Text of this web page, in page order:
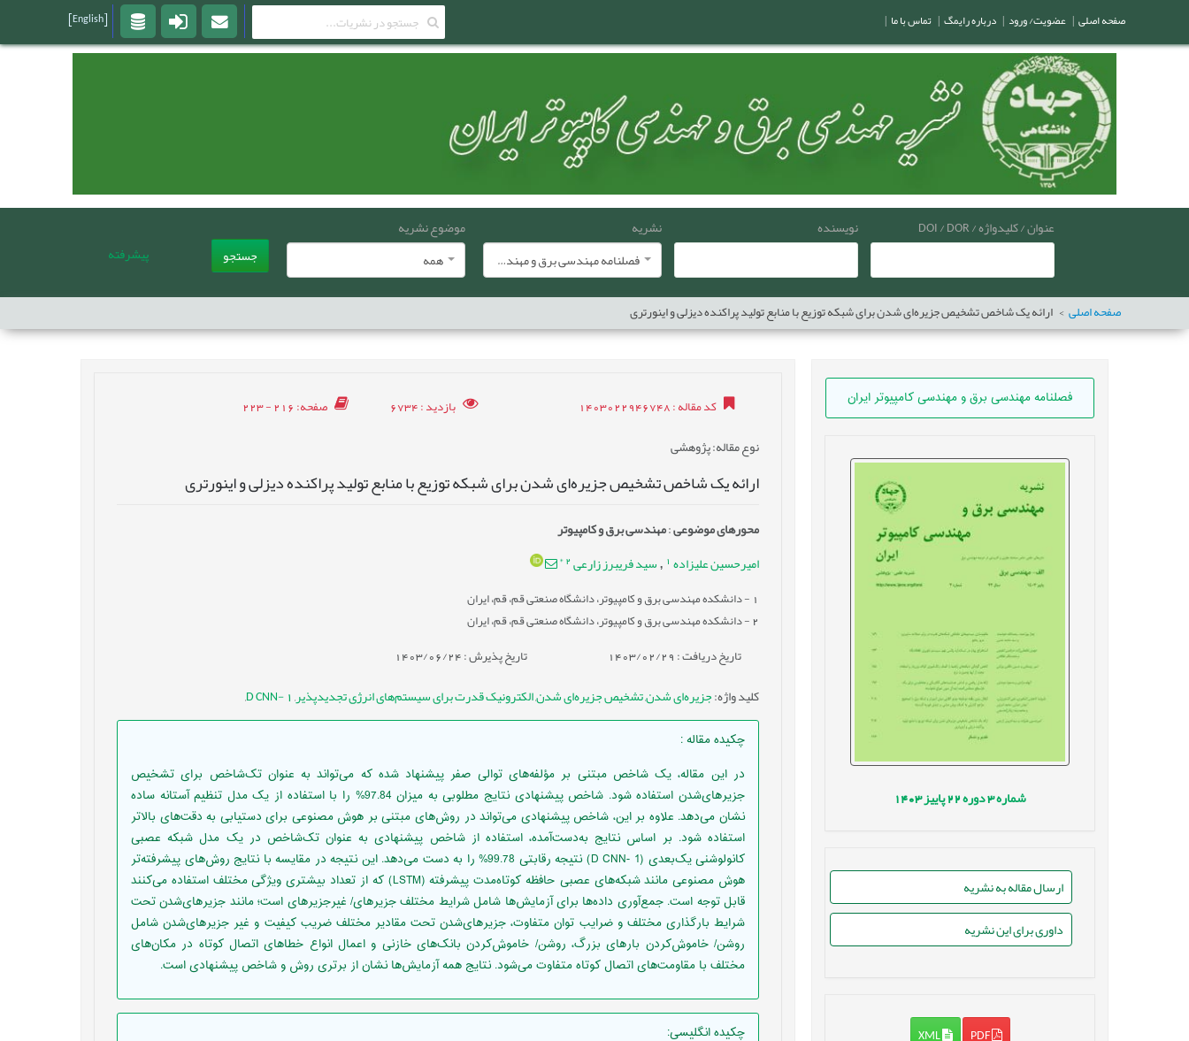
عنوان / کلیدواژه / DOI / DOR نویسنده
نشریه
فصلنامه مهندسی برق و مهندسی کامپيوتر ايران
موضوع نشریه
همه
جستجو پیشرفته
صفحه اصلی ارائه یک شاخص تشخیص جزیره‌ای شدن برای شبکه توزیع با منابع تولید پراکنده دیزلی و اینورتری
فصلنامه مهندسی برق و مهندسی کامپيوتر ايران
شماره3 دوره پاییز1403
ارسال مقاله به نشریه
داوری برای این نشریه
PDF
XML
کد مقاله: 1403022946748 بازدید: 6734 صفحه: 216 - 223
نوع مقاله: پژوهشی
ارائه یک شاخص تشخیص جزیره‌ای شدن برای شبکه توزیع با منابع تولید پراکنده دیزلی و اینورتری
محورهای موضوعی:مهندسی برق و کامپیوتر
امیرحسین علیزاده 1
,سید فریبرز زارعی2
*
1 - دانشکده مهندسی برق و کامپیوتر، دانشگاه صنعتی قم، قم، ايران
2- دانشکده مهندسی برق و کامپیوتر، دانشگاه صنعتی قم، قم، ايران
تاریخ دریافت : 1403/02/29 تاریخ پذیرش : 1403/06/24
کلید واژه:جزیره‌ای شدن,تشخیص جزیره‌ای شدن,الکترونیک قدرت برای سیستم‌های انرژی تجدیدپذیر,
D CNN- 1
,
چکیده مقاله:
در این مقاله، یک شاخص مبتنی بر مؤلفه‌های توالی صفر پیشنهاد شده که می‌تواند به عنوان تک‌شاخص برای تشخیص
جزیره‏ای‌شدن استفاده شود. شاخص پیشنهادی نتایج مطلوبی به میزان 97.84% را با استفاده از یک مدل تنظیم آستانه ساده
نشان می‌دهد. علاوه بر این، شاخص پیشنهادی می‌تواند در روش‌های مبتنی بر هوش مصنوعی برای دستیابی به دقت‌های بالاتر
استفاده شود. بر اساس نتایج به‌دست‌آمده، استفاده از شاخص پیشنهادی به عنوان تک‌شاخص در یک مدل شبکه عصبی
کانولوشنی یک‌بعدی (D CNN- 1) نتیجه رقابتی 99.78% را به دست می‌دهد. این نتیجه در مقایسه با نتایج روش‌های پیشرفته‌تر
هوش مصنوعی مانند شبکه‌های عصبی حافظه کوتاه‌مدت پیشرفته (LSTM) که از تعداد بیشتری ویژگی مختلف استفاده می‌کنند
قابل توجه است. جمع‌آوری داده‌ها برای آزمایش‌ها شامل شرایط مختلف جزیره‏ای/ غیرجزیره‏ای است؛ مانند جزیره‏ای‌شدن تحت
شرایط بارگذاری مختلف و ضرایب توان متفاوت، جزیره‏ای‌شدن تحت مقادیر مختلف ضریب کیفیت و غیر جزیره‏ای‌شدن شامل
روشن/ خاموش‌کردن بارهای بزرگ، روشن/ خاموش‌کردن بانک‌های خازنی و اعمال انواع خطاهای اتصال کوتاه در مکان‌های
مختلف با مقاومت‌های اتصال کوتاه متفاوت می‌شود. نتایج همه آزمایش‌ها نشان از برتری روش و شاخص پیشنهادی است.
چکیده انگلیسی:
صفحه اصلی | عضویت/ ورود | درباره رایمگ | تماس با ما |
[English]